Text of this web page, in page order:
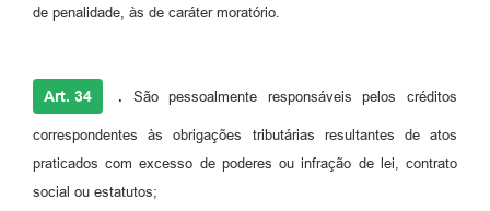
de penalidade, às de caráter moratório.
Art. 34 . São pessoalmente responsáveis pelos créditos
correspondentes às obrigações tributárias resultantes de atos
praticados com excesso de poderes ou infração de lei, contrato
social ou estatutos;